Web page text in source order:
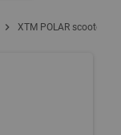
chevron_right XTM POLAR scooter